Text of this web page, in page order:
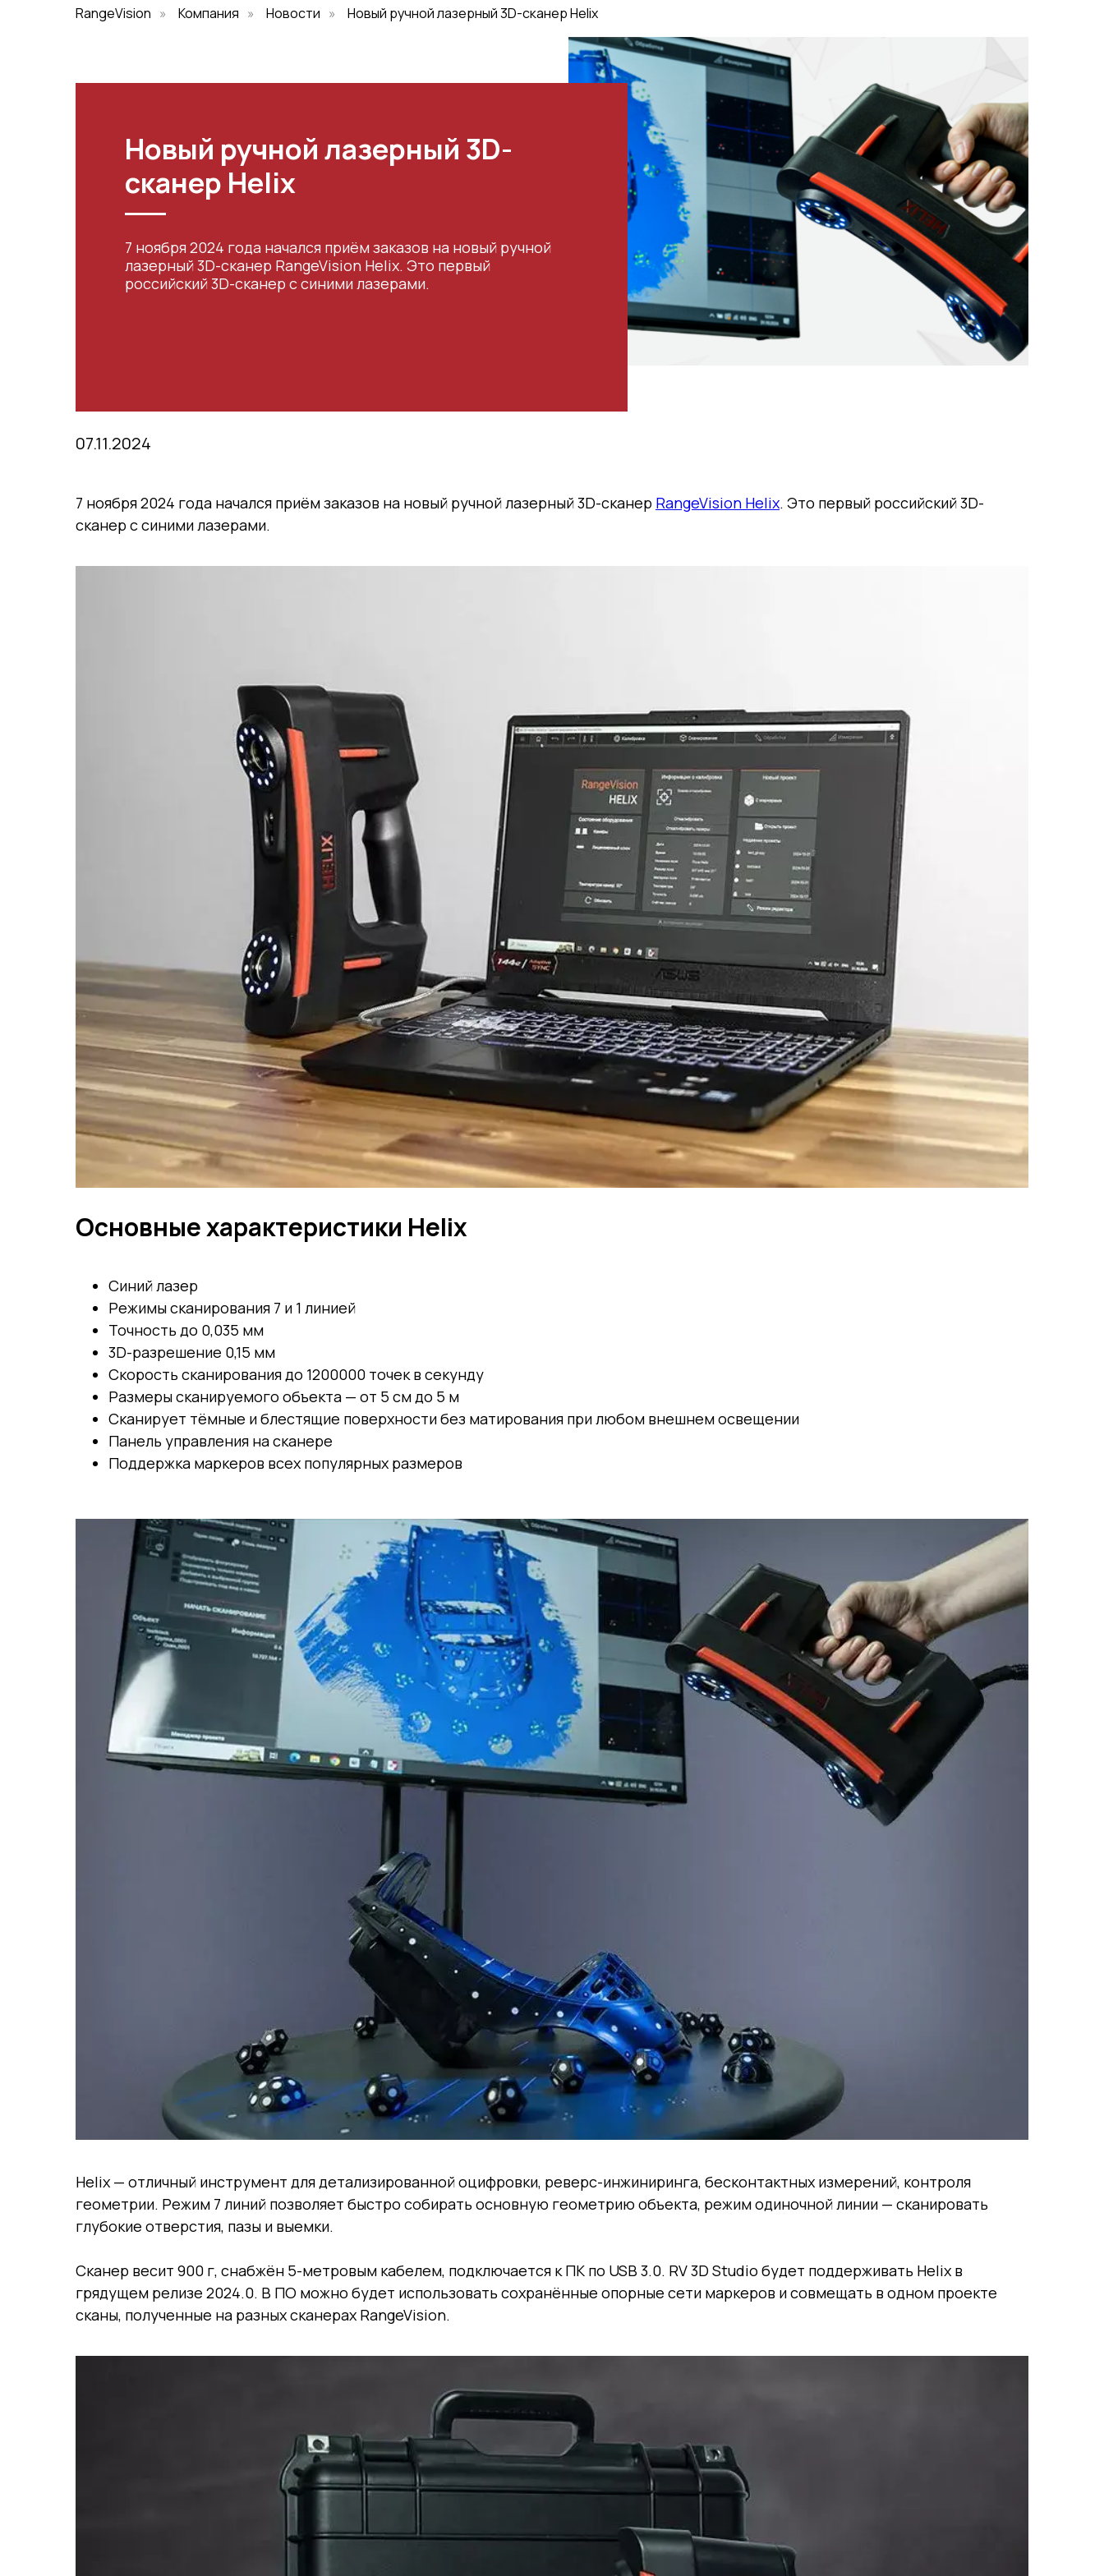
RangeVision » Компания » Новости » Новый ручной лазерный 3D-сканер Helix
Новый ручной лазерный 3D-
сканер Helix
7 ноября 2024 года начался приём заказов на новый ручной
лазерный 3D-сканер RangeVision Helix. Это первый
российский 3D-сканер с синими лазерами.
07.11.2024
7 ноября 2024 года начался приём заказов на новый ручной лазерный 3D-сканер RangeVision Helix. Это первый российский 3D-
сканер с синими лазерами.
Основные характеристики Helix
Синий лазер
Режимы сканирования 7 и 1 линией
Точность до 0,035 мм
3D-разрешение 0,15 мм
Скорость сканирования до 1200000 точек в секунду
Размеры сканируемого объекта — от 5 см до 5 м
Сканирует тёмные и блестящие поверхности без матирования при любом внешнем освещении
Панель управления на сканере
Поддержка маркеров всех популярных размеров
Helix — отличный инструмент для детализированной оцифровки, реверс-инжиниринга, бесконтактных измерений, контроля
геометрии. Режим 7 линий позволяет быстро собирать основную геометрию объекта, режим одиночной линии — сканировать
глубокие отверстия, пазы и выемки.
Сканер весит 900 г, снабжён 5-метровым кабелем, подключается к ПК по USB 3.0. RV 3D Studio будет поддерживать Helix в
грядущем релизе 2024.0. В ПО можно будет использовать сохранённые опорные сети маркеров и совмещать в одном проекте
сканы, полученные на разных сканерах RangeVision.